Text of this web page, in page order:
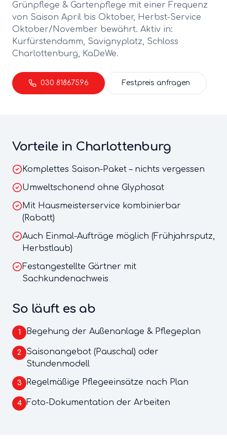
Grünpflege & Gartenpflege mit einer Frequenz
von Saison April bis Oktober, Herbst-Service
Oktober/November bewährt. Aktiv in:
Kurfürstendamm, Savignyplatz, Schloss
Charlottenburg, KaDeWe.
030 81867596 Festpreis anfragen
Vorteile in Charlottenburg
Komplettes Saison-Paket – nichts vergessen
Umweltschonend ohne Glyphosat
Mit Hausmeisterservice kombinierbar
(Rabatt)
Auch Einmal-Aufträge möglich (Frühjahrsputz,
Herbstlaub)
Festangestellte Gärtner mit
Sachkundenachweis
So läuft es ab
1 Begehung der Außenanlage & Pflegeplan
2
Saisonangebot (Pauschal) oder
Stundenmodell
3 Regelmäßige Pflegeeinsätze nach Plan
4 Foto-Dokumentation der Arbeiten